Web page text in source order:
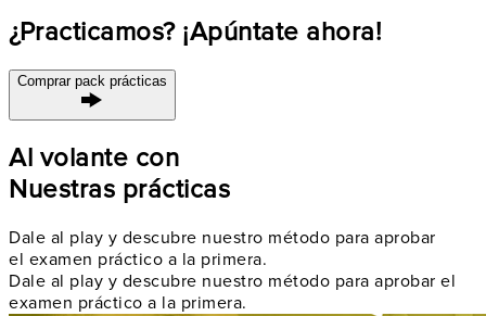
¿Practicamos? ¡Apúntate ahora!
Comprar pack prácticas
Al volante con
Nuestras prácticas
Dale al play y descubre nuestro método para aprobar
el examen práctico a la primera.
Dale al play y descubre nuestro método para aprobar el
examen práctico a la primera.